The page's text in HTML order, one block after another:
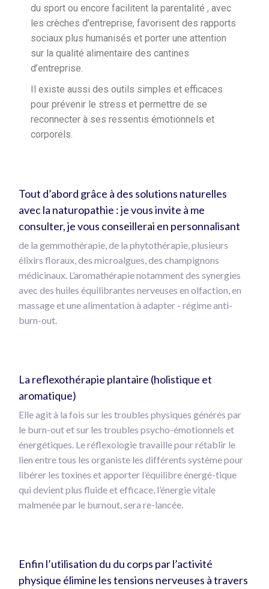
du sport ou encore facilitent la parentalité , avec
les crèches d’entreprise, favorisent des rapports
sociaux plus humanisés et porter une attention
sur la qualité alimentaire des cantines
d’entreprise.
Il existe aussi des outils simples et efficaces
pour prévenir le stress et permettre de se
reconnecter à ses ressentis émotionnels et
corporels.
Tout d’abord grâce à des solutions naturelles
avec la naturopathie : je vous invite à me
consulter, je vous conseillerai en personnalisant
de la gemmothérapie, de la phytothérapie, plusieurs
élixirs floraux, des microalgues, des champignons
médicinaux. L’aromathérapie notamment des synergies
avec des huiles équilibrantes nerveuses en olfaction, en
massage et une alimentation à adapter - régime anti-
burn-out.
La reflexothérapie plantaire (holistique et
aromatique)
Elle agit à la fois sur les troubles physiques générés par
le burn-out et sur les troubles psycho-émotionnels et
énergétiques. Le réflexologie travaille pour rétablir le
lien entre tous les organiste les différents système pour
libérer les toxines et apporter l’équilibre énergé-tique
qui devient plus fluide et efficace, l’énergie vitale
malmenée par le burnout, sera re-lancée.
Enfin l’utilisation du du corps par l’activité
physique élimine les tensions nerveuses à travers